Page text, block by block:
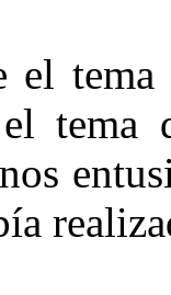
el
tema